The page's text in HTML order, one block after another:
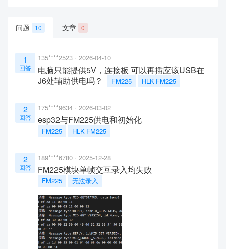
问题 10 文章 0
1
回答
135****2523 2026-04-10
电脑只能提供5V，连接板 可以再插应该USB在
J6处辅助供电吗？
FM225 HLK-FM225
2
回答
175****9634 2026-03-02
esp32与FM225供电和初始化
FM225 HLK-FM225
2
回答
189****6780 2025-12-28
FM225模块单帧交互录入均失败
FM225 无法录入